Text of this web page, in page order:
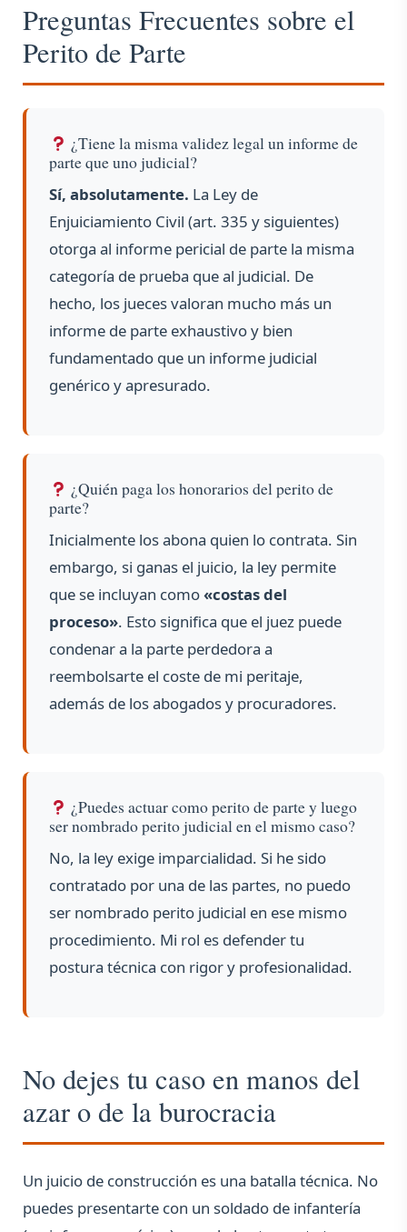
Preguntas Frecuentes sobre el
Perito de Parte
¿Tiene la misma validez legal un informe de
parte que uno judicial?
Sí, absolutamente. La Ley de
Enjuiciamiento Civil (art. 335 y siguientes)
otorga al informe pericial de parte la misma
categoría de prueba que al judicial. De
hecho, los jueces valoran mucho más un
informe de parte exhaustivo y bien
fundamentado que un informe judicial
genérico y apresurado.
¿Quién paga los honorarios del perito de
parte?
Inicialmente los abona quien lo contrata. Sin
embargo, si ganas el juicio, la ley permite
que se incluyan como«costas del
proceso». Esto significa que el juez puede
condenar a la parte perdedora a
reembolsarte el coste de mi peritaje,
además de los abogados y procuradores.
¿Puedes actuar como perito de parte y luego
ser nombrado perito judicial en el mismo caso?
No, la ley exige imparcialidad. Si he sido
contratado por una de las partes, no puedo
ser nombrado perito judicial en ese mismo
procedimiento. Mi rol es defender tu
postura técnica con rigor y profesionalidad.
No dejes tu caso en manos del
azar o de la burocracia
Un juicio de construcción es una batalla técnica. No
puedes presentarte con un soldado de infantería